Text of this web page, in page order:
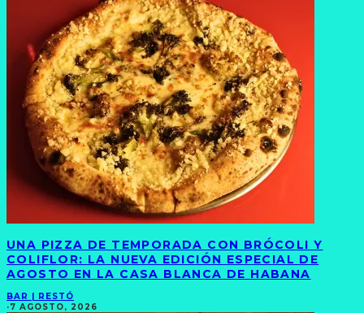
UNA PIZZA DE TEMPORADA CON BRÓCOLI Y
COLIFLOR: LA NUEVA EDICIÓN ESPECIAL DE
AGOSTO EN LA CASA BLANCA DE HABANA
BAR | RESTÓ
·7 AGOSTO, 2026